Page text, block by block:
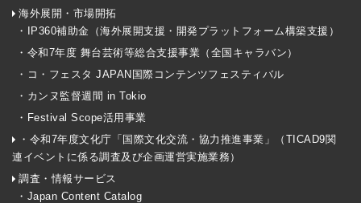
海外展開・市場開拓
・IP360補助金（海外展開支援・開発プラットフォーム構築支援）
・令和7年度 舞台芸術等総合支援事業（全国キャラバン）
・コ・フェスタ JAPAN国際コンテンツフェスティバル
・カンヌ監督週間 in Tokio
・Festival Scope活用事業
・令和7年度文化庁「国際文化交流・協力推進事業」（TICAD9関
連イベントに係る調査及び企画運営実施業務）
調査・情報サービス
・Japan Content Catalog